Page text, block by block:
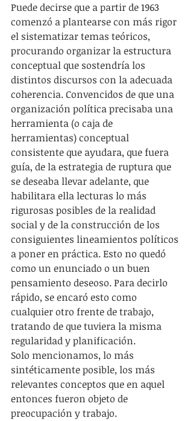
Puede decirse que a partir de 1963
comenzó a plantearse con más rigor
el sistematizar temas teóricos,
procurando organizar la estructura
conceptual que sostendría los
distintos discursos con la adecuada
coherencia. Convencidos de que una
organización política precisaba una
herramienta (o caja de
herramientas) conceptual
consistente que ayudara, que fuera
guía, de la estrategia de ruptura que
se deseaba llevar adelante, que
habilitara ella lecturas lo más
rigurosas posibles de la realidad
social y de la construcción de los
consiguientes lineamientos políticos
a poner en práctica. Esto no quedó
como un enunciado o un buen
pensamiento deseoso. Para decirlo
rápido, se encaró esto como
cualquier otro frente de trabajo,
tratando de que tuviera la misma
regularidad y planificación.
Solo mencionamos, lo más
sintéticamente posible, los más
relevantes conceptos que en aquel
entonces fueron objeto de
preocupación y trabajo.